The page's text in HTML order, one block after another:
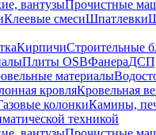
вантузыПрочистные
Клеевые смесиШпатлевки
КирпичиСтроительные
Плиты OSBФанера
материалы
кровляКровельная
колонкиКамины,
техникой